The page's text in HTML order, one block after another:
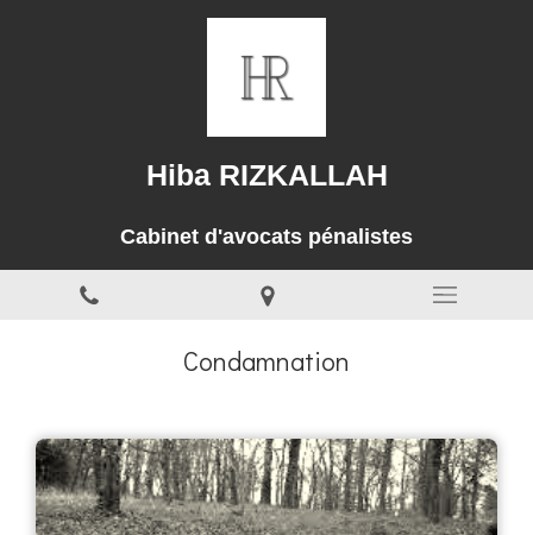
Hiba RIZKALLAH
Cabinet d'avocats pénalistes
Condamnation